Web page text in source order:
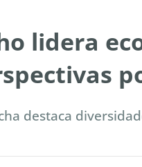
lidera
destaca